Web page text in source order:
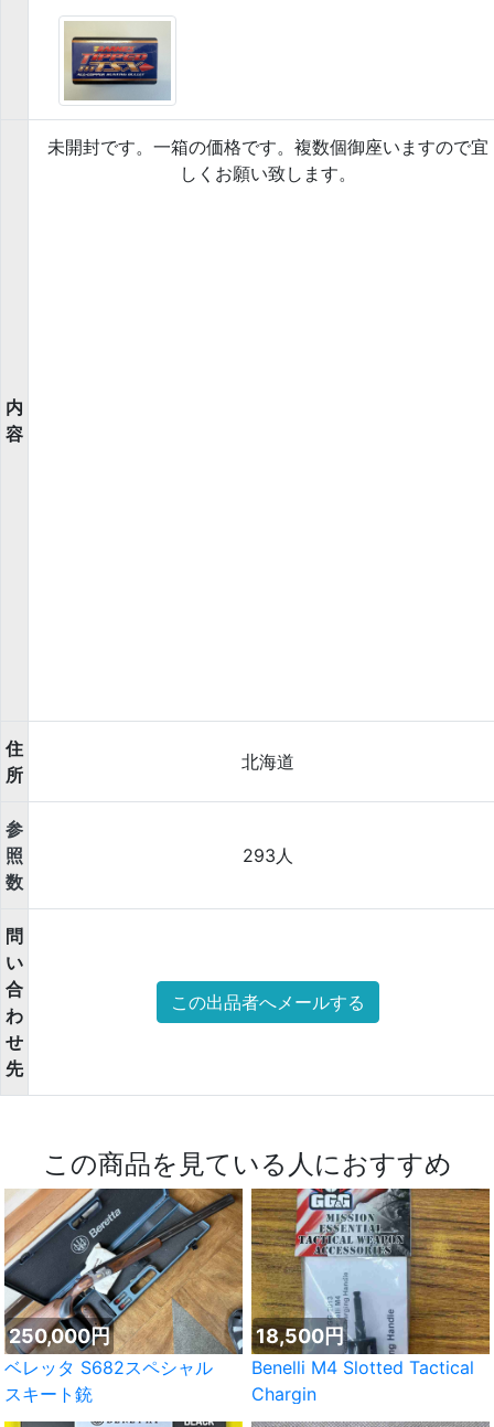
内
容
未開封です。一箱の価格です。複数個御座いますので宜
しくお願い致します。
住
所
北海道
参
照
数
293人
問
い
合
わ
せ
先
この出品者へメールする
この商品を見ている人におすすめ
250,000円
ベレッタ S682スペシャル
スキート銃
18,500円
Benelli M4 Slotted Tactical
Chargin